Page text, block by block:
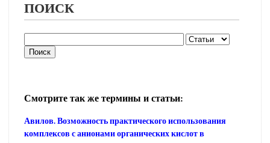
ПОИСК
Смотрите так же термины и статьи:
Авилов. Возможность практического использования
комплексов с анионами органических кислот в